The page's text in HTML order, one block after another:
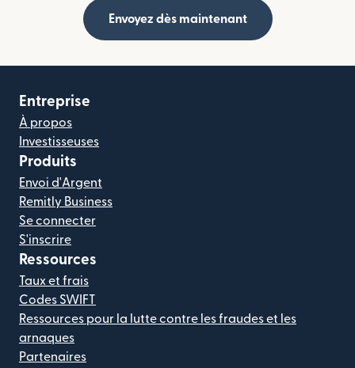
Envoyez dès maintenant
Entreprise
À propos
Investisseuses
Produits
Envoi d'Argent
Remitly Business
Se connecter
S'inscrire
Ressources
Taux et frais
Codes SWIFT
Ressources pour la lutte contre les fraudes et les
arnaques
Partenaires